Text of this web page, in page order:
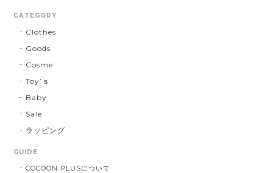
CATEGORY
Clothes
Goods
Cosme
Toy’ｓ
Baby
Sale
ラッピング
GUIDE
COCOON PLUSについて